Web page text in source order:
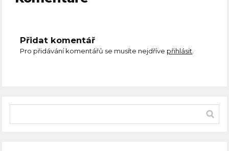
Přidat komentář
Pro přidávání komentářů se musíte nejdříve přihlásit